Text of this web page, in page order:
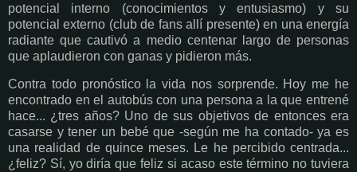
potencial interno (conocimientos y entusiasmo) y su
potencial externo (club de fans allí presente) en una energía
radiante que cautivó a medio centenar largo de personas
que aplaudieron con ganas y pidieron más.
Contra todo pronóstico la vida nos sorprende. Hoy me he
encontrado en el autobús con una persona a la que entrené
hace... ¿tres años? Uno de sus objetivos de entonces era
casarse y tener un bebé que -según me ha contado- ya es
una realidad de quince meses. Le he percibido centrada...
¿feliz? Sí, yo diría que feliz si acaso este término no tuviera